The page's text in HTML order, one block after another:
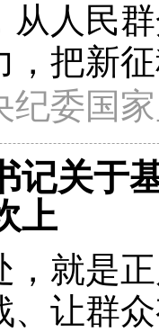
从人民
，把新
纪委国
记关于
上
，就是
、让群